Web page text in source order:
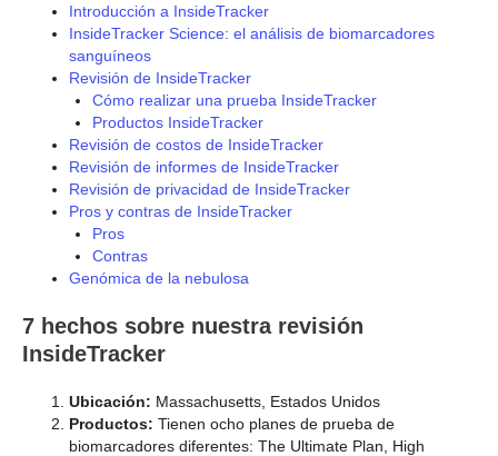
Introducción a InsideTracker
InsideTracker Science: el análisis de biomarcadores
sanguíneos
Revisión de InsideTracker
Cómo realizar una prueba InsideTracker
Productos InsideTracker
Revisión de costos de InsideTracker
Revisión de informes de InsideTracker
Revisión de privacidad de InsideTracker
Pros y contras de InsideTracker
Pros
Contras
Genómica de la nebulosa
7 hechos sobre nuestra revisión
InsideTracker
Ubicación: Massachusetts, Estados Unidos
Productos: Tienen ocho planes de prueba de
biomarcadores diferentes: The Ultimate Plan, High